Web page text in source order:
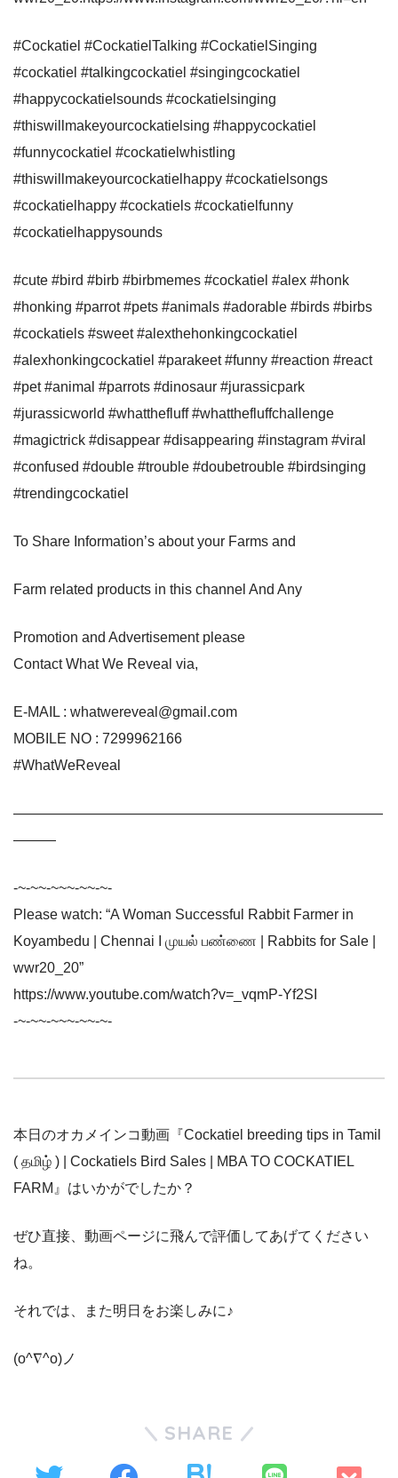
#Cockatiel #CockatielTalking #CockatielSinging
#cockatiel #talkingcockatiel #singingcockatiel
#happycockatielsounds #cockatielsinging
#thiswillmakeyourcockatielsing #happycockatiel
#funnycockatiel #cockatielwhistling
#thiswillmakeyourcockatielhappy #cockatielsongs
#cockatielhappy #cockatiels #cockatielfunny
#cockatielhappysounds
#cute #bird #birb #birbmemes #cockatiel #alex #honk
#honking #parrot #pets #animals #adorable #birds #birbs
#cockatiels #sweet #alexthehonkingcockatiel
#alexhonkingcockatiel #parakeet #funny #reaction #react
#pet #animal #parrots #dinosaur #jurassicpark
#jurassicworld #whatthefluff #whatthefluffchallenge
#magictrick #disappear #disappearing #instagram #viral
#confused #double #trouble #doubetrouble #birdsinging
#trendingcockatiel
To Share Information’s about your Farms and
Farm related products in this channel And Any
Promotion and Advertisement please
Contact What We Reveal via,
E-MAIL : whatwereveal@gmail.com
MOBILE NO : 7299962166
#WhatWeReveal
——————————————————————————
———
-~-~~-~~~-~~-~-
Please watch: “A Woman Successful Rabbit Farmer in
Koyambedu | Chennai I முயல் பண்ணை | Rabbits for Sale |
wwr20_20”
https://www.youtube.com/watch?v=_vqmP-Yf2SI
-~-~~-~~~-~~-~-
本日のオカメインコ動画『Cockatiel breeding tips in Tamil
( தமிழ் ) | Cockatiels Bird Sales | MBA TO COCKATIEL
FARM』はいかがでしたか？
ぜひ直接、動画ページに飛んで評価してあげてください
ね。
それでは、また明日をお楽しみに♪
(o^∇^o)ノ
SHARE